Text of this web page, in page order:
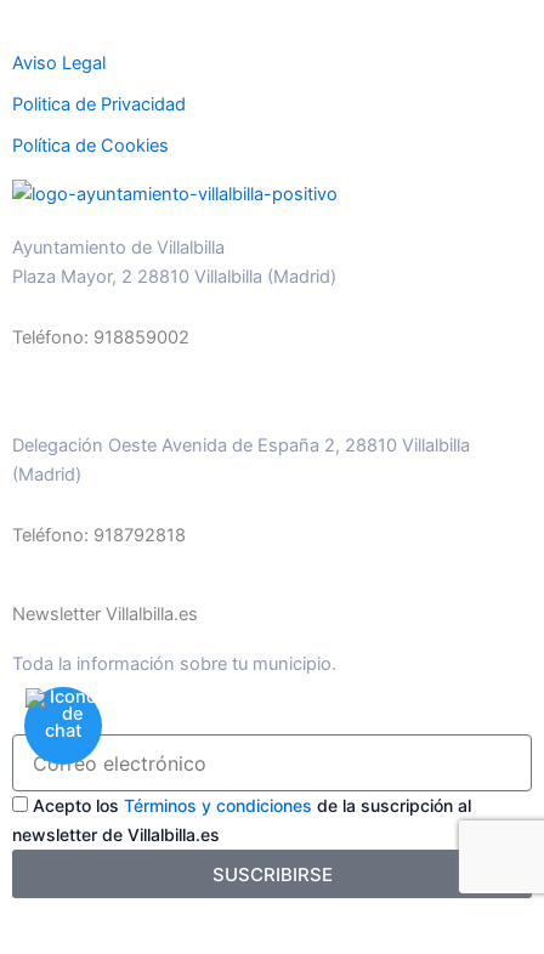
Aviso Legal
Politica de Privacidad
Política de Cookies
Ayuntamiento de Villalbilla
Plaza Mayor, 2 28810 Villalbilla (Madrid)
Teléfono: 918859002
Delegación Oeste Avenida de España 2, 28810 Villalbilla
(Madrid)
Teléfono: 918792818
Newsletter Villalbilla.es
Toda la información sobre tu municipio.
Acepto los Términos y condiciones de la suscripción al
newsletter de Villalbilla.es
SUSCRIBIRSE